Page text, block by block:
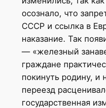
осознало, что
СССР и ссылка в
наказание. Так
— «железный
граждане
покинуть родину, и
переезд
государственная